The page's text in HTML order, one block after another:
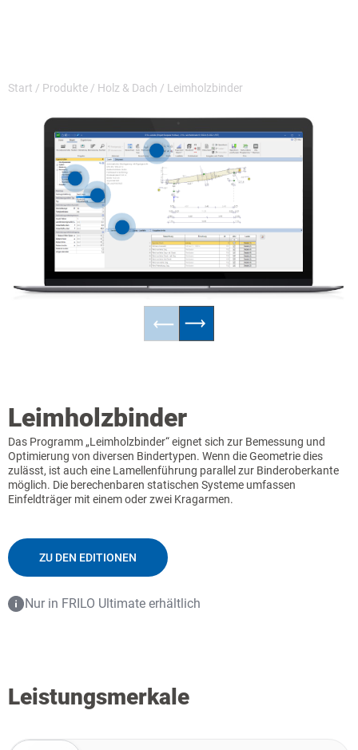
Start / Produkte / Holz & Dach / Leimholzbinder
Leimholzbinder
Das Programm „Leimholzbinder“ eignet sich zur Bemessung und
Optimierung von diversen Bindertypen. Wenn die Geometrie dies
zulässt, ist auch eine Lamellenführung parallel zur Binderoberkante
möglich. Die berechenbaren statischen Systeme umfassen
Einfeldträger mit einem oder zwei Kragarmen.
ZU DEN EDITIONEN
Nur in FRILO Ultimate erhältlich
Leistungsmerkale